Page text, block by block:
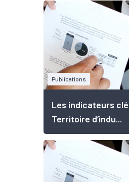
Publications
Les indicateurs
Territoire d’indu...